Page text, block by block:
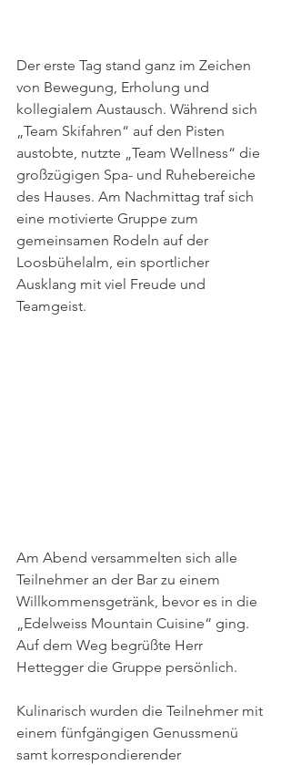
Der erste Tag stand ganz im Zeichen
von Bewegung, Erholung und
kollegialem Austausch. Während sich
„Team Skifahren“ auf den Pisten
austobte, nutzte „Team Wellness“ die
großzügigen Spa- und Ruhebereiche
des Hauses. Am Nachmittag traf sich
eine motivierte Gruppe zum
gemeinsamen Rodeln auf der
Loosbühelalm, ein sportlicher
Ausklang mit viel Freude und
Teamgeist.
Am Abend versammelten sich alle
Teilnehmer an der Bar zu einem
Willkommensgetränk, bevor es in die
„Edelweiss Mountain Cuisine“ ging.
Auf dem Weg begrüßte Herr
Hettegger die Gruppe persönlich.
Kulinarisch wurden die Teilnehmer mit
einem fünfgängigen Genussmenü
samt korrespondierender